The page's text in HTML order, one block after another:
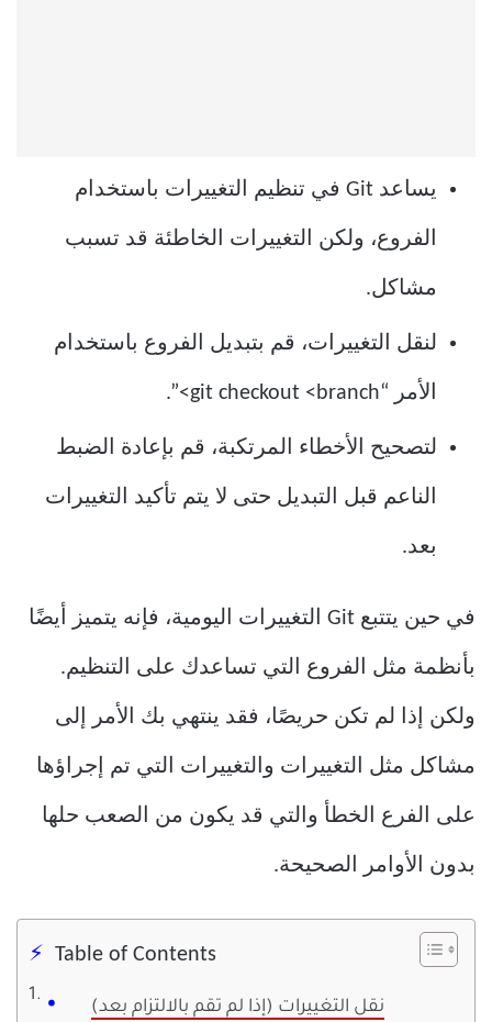
يساعد Git في تنظيم التغييرات باستخدام
الفروع، ولكن التغييرات الخاطئة قد تسبب
مشاكل.
لنقل التغييرات، قم بتبديل الفروع باستخدام
الأمر “git checkout <branch>”.
لتصحيح الأخطاء المرتكبة، قم بإعادة الضبط
الناعم قبل التبديل حتى لا يتم تأكيد التغييرات
بعد.
في حين يتتبع Git التغييرات اليومية، فإنه يتميز أيضًا
بأنظمة مثل الفروع التي تساعدك على التنظيم.
ولكن إذا لم تكن حريصًا، فقد ينتهي بك الأمر إلى
مشاكل مثل التغييرات والتغييرات التي تم إجراؤها
على الفرع الخطأ والتي قد يكون من الصعب حلها
بدون الأوامر الصحيحة.
Table of Contents
نقل التغييرات (إذا لم تقم بالالتزام بعد)